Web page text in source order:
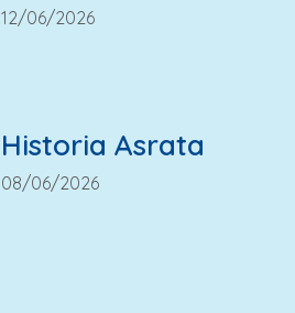
12/06/2026
Historia Asrata
08/06/2026